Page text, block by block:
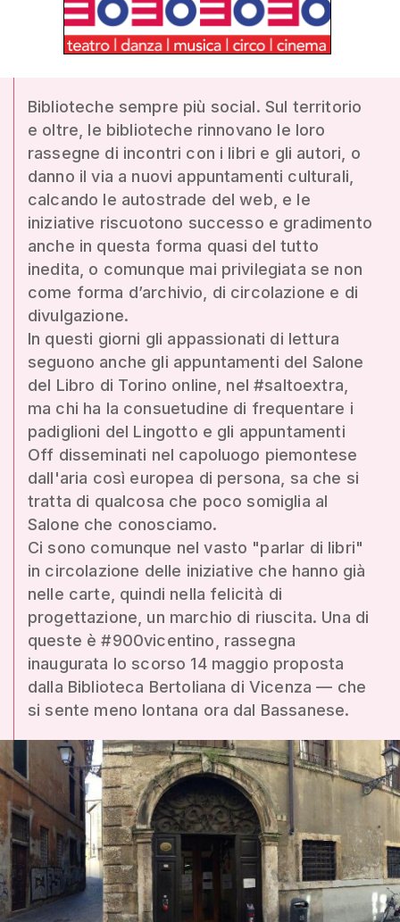
Biblioteche sempre più social. Sul territorio
e oltre, le biblioteche rinnovano le loro
rassegne di incontri con i libri e gli autori, o
danno il via a nuovi appuntamenti culturali,
calcando le autostrade del web, e le
iniziative riscuotono successo e gradimento
anche in questa forma quasi del tutto
inedita, o comunque mai privilegiata se non
come forma d’archivio, di circolazione e di
divulgazione.
In questi giorni gli appassionati di lettura
seguono anche gli appuntamenti del Salone
del Libro di Torino online, nel #saltoextra,
ma chi ha la consuetudine di frequentare i
padiglioni del Lingotto e gli appuntamenti
Off disseminati nel capoluogo piemontese
dall'aria così europea di persona, sa che si
tratta di qualcosa che poco somiglia al
Salone che conosciamo.
Ci sono comunque nel vasto "parlar di libri"
in circolazione delle iniziative che hanno già
nelle carte, quindi nella felicità di
progettazione, un marchio di riuscita. Una di
queste è #900vicentino, rassegna
inaugurata lo scorso 14 maggio proposta
dalla Biblioteca Bertoliana di Vicenza — che
si sente meno lontana ora dal Bassanese.